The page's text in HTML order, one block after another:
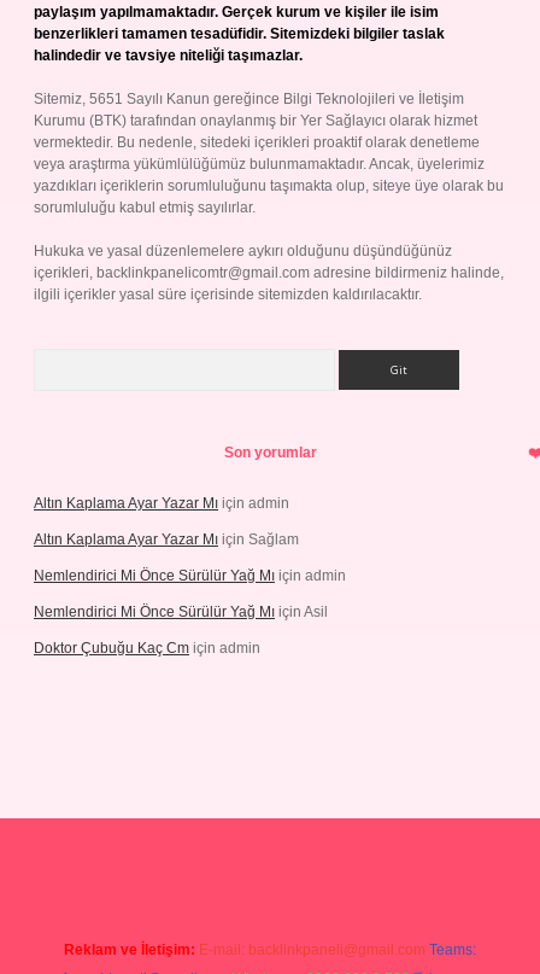
paylaşım yapılmamaktadır. Gerçek kurum ve kişiler ile isim
benzerlikleri tamamen tesadüfidir. Sitemizdeki bilgiler taslak
halindedir ve tavsiye niteliği taşımazlar.
Sitemiz, 5651 Sayılı Kanun gereğince Bilgi Teknolojileri ve İletişim
Kurumu (BTK) tarafından onaylanmış bir Yer Sağlayıcı olarak hizmet
vermektedir. Bu nedenle, sitedeki içerikleri proaktif olarak denetleme
veya araştırma yükümlülüğümüz bulunmamaktadır. Ancak, üyelerimiz
yazdıkları içeriklerin sorumluluğunu taşımakta olup, siteye üye olarak bu
sorumluluğu kabul etmiş sayılırlar.
Hukuka ve yasal düzenlemelere aykırı olduğunu düşündüğünüz
içerikleri, backlinkpanelicomtr@gmail.com adresine bildirmeniz halinde,
ilgili içerikler yasal süre içerisinde sitemizden kaldırılacaktır.
Son yorumlar
Altın Kaplama Ayar Yazar Mı için admin
Altın Kaplama Ayar Yazar Mı için Sağlam
Nemlendirici Mi Önce Sürülür Yağ Mı için admin
Nemlendirici Mi Önce Sürülür Yağ Mı için Asil
Doktor Çubuğu Kaç Cm için admin
Reklam ve İletişim: E-mail: backlinkpaneli@gmail.com Teams: